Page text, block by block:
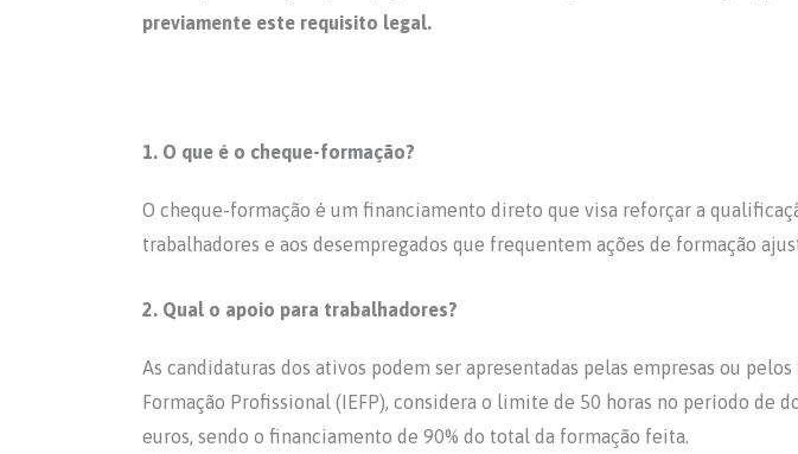
previamente este requisito legal.
1. O que é o cheque-formação?
O cheque-formação é um financiamento direto que visa reforçar a
trabalhadores e aos desempregados que frequentem ações de formação
2. Qual o apoio para trabalhadores?
As candidaturas dos ativos podem ser apresentadas pelas empresas ou
Formação Profissional (IEFP), considera o limite de 50 horas no período de
euros, sendo o financiamento de 90% do total da formação feita.